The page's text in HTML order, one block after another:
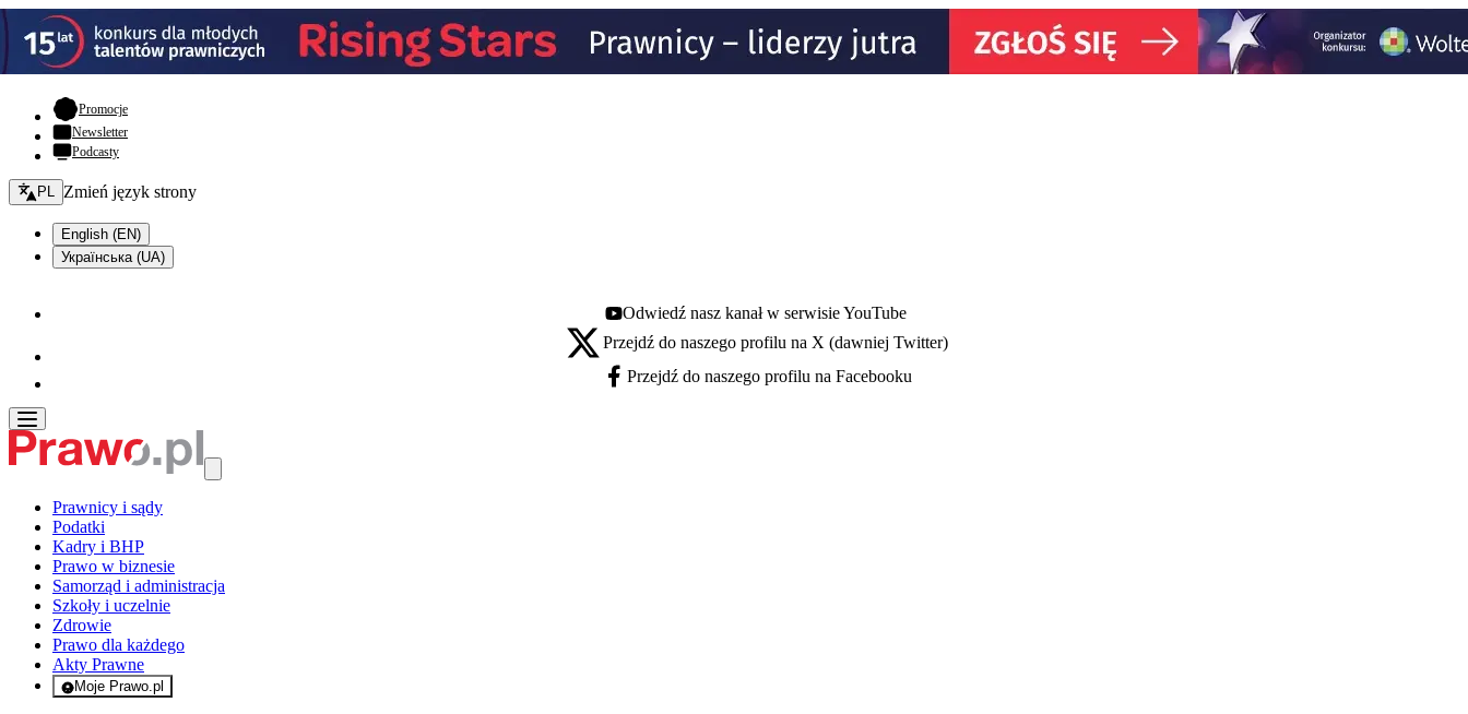
Promocje- otwiera się w nowej karcie
Newsletter
Podcasty
Zmień język - bieżący:
PL Zmień język strony
English (EN)
Українська (UA)
Youtube - otwiera się w nowej karcie
Odwiedź nasz kanał w serwisie YouTube
X - otwiera się w nowej karcie
Przejdź do naszego profilu na X (dawniej Twitter)
Facebook - otwiera się w nowej karcie
Przejdź do naszego profilu na Facebooku
Prawnicy i sądy
Podatki
Kadry i BHP
Prawo w biznesie
Samorząd i administracja
Szkoły i uczelnie
Zdrowie
Prawo dla każdego
Akty Prawne
Moje Prawo.pl
- rejestracja i logowanie do serwisu